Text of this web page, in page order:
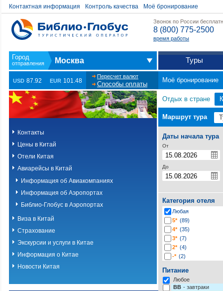
Контактная информация Контроль качества Моё бронирование
Звонок по России
8 (800) 775-2500
время работы
Москва Туры
USD 87.92 EUR 101.48
Пересчет валют
Способы оплаты
Моё бронирование
Контакты
Цены в Китай
Отели Китая
Авиарейсы в Китай
Информация об Авиакомпаниях
Информация об Аэропортах
Библио-Глобус в Аэропортах
Виза в Китай
Страхование
Экскурсии и услуги в Китае
Информация о Китае
Новости Китая
Отдых в стране
Маршрут тура
Даты начала тура
От
До
Категория отеля
Любая
5* (89)
4* (35)
3* (7)
2* (4)
-* (2)
Питание
Любое
BB - завтраки